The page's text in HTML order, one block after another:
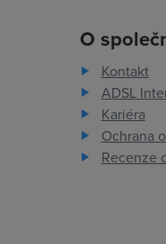
O
Kontakt
ADSL
Kariéra
Ochrana
Recenze